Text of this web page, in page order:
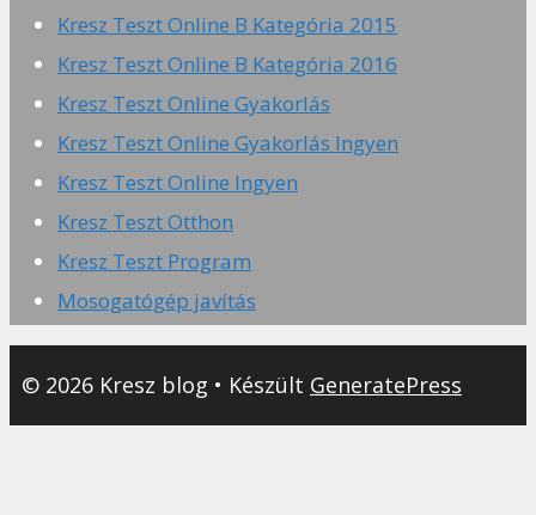
Kresz Teszt Online B Kategória 2015
Kresz Teszt Online B Kategória 2016
Kresz Teszt Online Gyakorlás
Kresz Teszt Online Gyakorlás Ingyen
Kresz Teszt Online Ingyen
Kresz Teszt Otthon
Kresz Teszt Program
Mosogatógép javítás
© 2026 Kresz blog • Készült GeneratePress